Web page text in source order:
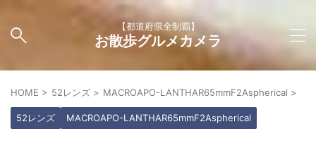
【都道府県全制覇】
お散歩グルメカメラ
HOME > 52レンズ > MACROAPO-LANTHAR65mmF2Aspherical >
52レンズ MACROAPO-LANTHAR65mmF2Aspherical